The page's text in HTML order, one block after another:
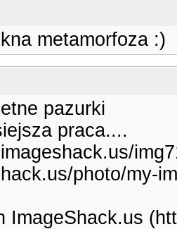
metamorfoza :)
pazurki
praca....
photo/my-
ImageShack.us